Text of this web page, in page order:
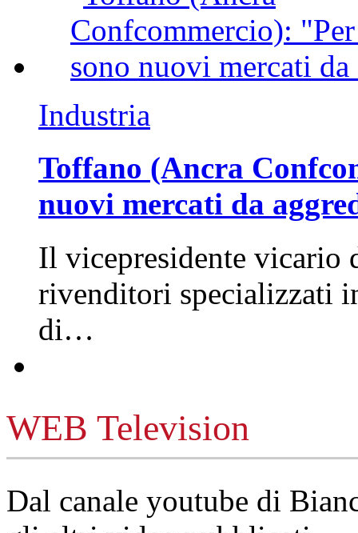
Industria
Toffano (Ancra
nuovi mercati da
Il vicepresidente vicario
rivenditori specializzati
di…
WEB Television
Dal canale youtube di